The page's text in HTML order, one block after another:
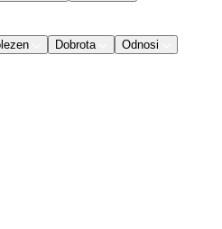
Dobrota
Odnosi